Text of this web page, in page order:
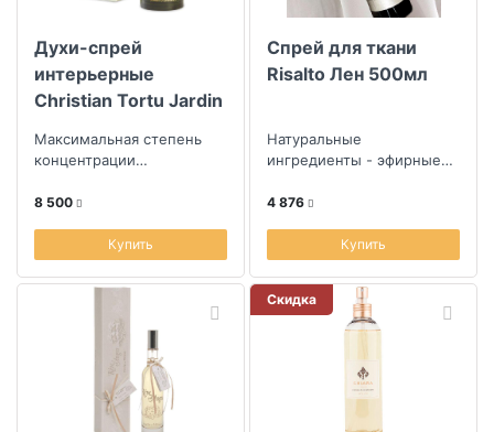
Духи-спрей
интерьерные
Christian Tortu Jardin
сады
Максимальная степень
концентрации
8 500
Купить
Спрей для ткани
Risalto Лен 500мл
Натуральные
ингредиенты - эфирные
4 876
Купить
Скидка